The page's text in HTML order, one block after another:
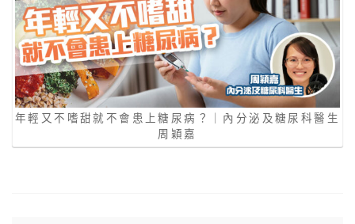
年輕又不嗜甜就不會患上糖尿病？｜內分泌及糖尿科醫生
周穎嘉